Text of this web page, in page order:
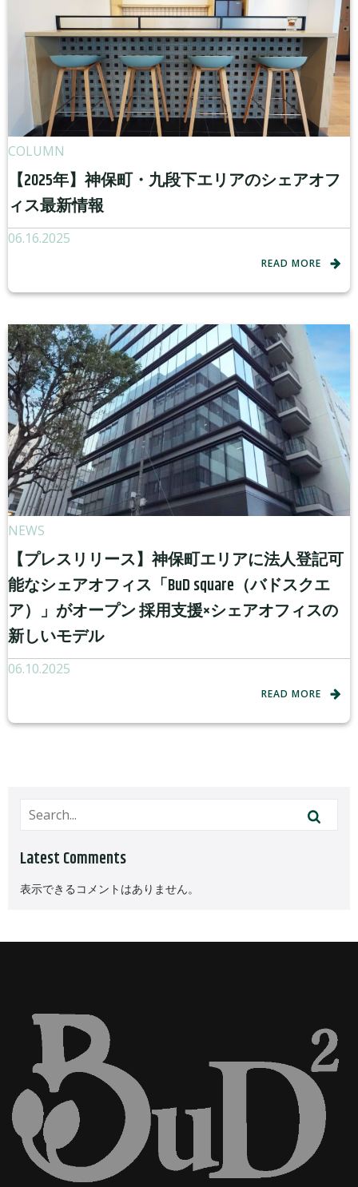
COLUMN
【2025年】神保町・九段下エリアのシェアオフ
ィス最新情報
06.16.2025
READ MORE
NEWS
【プレスリリース】神保町エリアに法人登記可
能なシェアオフィス「BuD square（バドスクエ
ア）」がオープン 採用支援×シェアオフィスの
新しいモデル
06.10.2025
READ MORE
Latest Comments
表示できるコメントはありません。